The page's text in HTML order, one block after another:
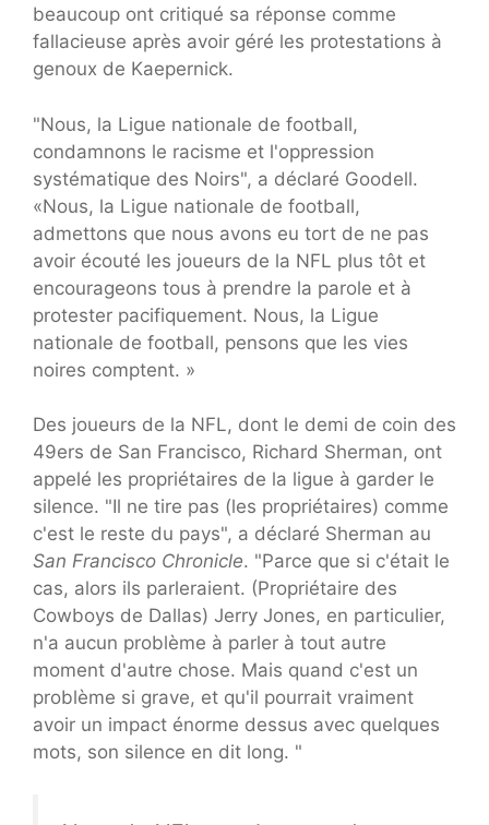
beaucoup ont critiqué sa réponse comme
fallacieuse après avoir géré les protestations à
genoux de Kaepernick.
"Nous, la Ligue nationale de football,
condamnons le racisme et l'oppression
systématique des Noirs", a déclaré Goodell.
«Nous, la Ligue nationale de football,
admettons que nous avons eu tort de ne pas
avoir écouté les joueurs de la NFL plus tôt et
encourageons tous à prendre la parole et à
protester pacifiquement. Nous, la Ligue
nationale de football, pensons que les vies
noires comptent. »
Des joueurs de la NFL, dont le demi de coin des
49ers de San Francisco, Richard Sherman, ont
appelé les propriétaires de la ligue à garder le
silence. "Il ne tire pas (les propriétaires) comme
c'est le reste du pays", a déclaré Sherman au
San Francisco Chronicle. "Parce que si c'était le
cas, alors ils parleraient. (Propriétaire des
Cowboys de Dallas) Jerry Jones, en particulier,
n'a aucun problème à parler à tout autre
moment d'autre chose. Mais quand c'est un
problème si grave, et qu'il pourrait vraiment
avoir un impact énorme dessus avec quelques
mots, son silence en dit long. "